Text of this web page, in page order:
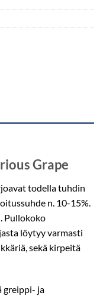
Grape
todella tuhdin
n. 10-15%.
Pullokoko
löytyy varmasti
sekä kirpeitä
greippi- ja